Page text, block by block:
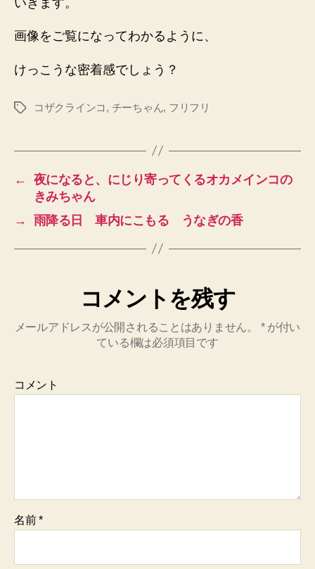
画像をご覧になってわかるように、
けっこうな密着感でしょう？
タ
コザクラインコ , チーちゃん, フリフリ
←
夜になると、にじり寄ってくるオカメインコの
きみちゃん
→
雨降る日 車内にこもる うなぎの香
コメントを残す
メールアドレスが公開されることはありません。 *が付い
ている欄は必須項目です
コメント
名前*